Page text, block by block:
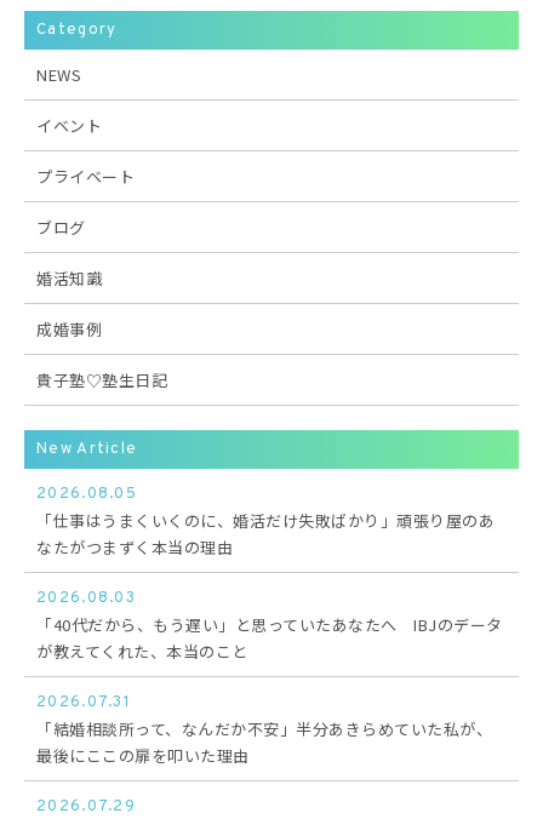
Category
NEWS
イベント
プライベート
ブログ
婚活知識
成婚事例
貴子塾♡塾生日記
New Article
2026.08.05
「仕事はうまくいくのに、婚活だけ失敗ばかり」頑張り屋のあ
なたがつまずく本当の理由
2026.08.03
「40代だから、もう遅い」と思っていたあなたへ IBJのデータ
が教えてくれた、本当のこと
2026.07.31
「結婚相談所って、なんだか不安」半分あきらめていた私が、
最後にここの扉を叩いた理由
2026.07.29